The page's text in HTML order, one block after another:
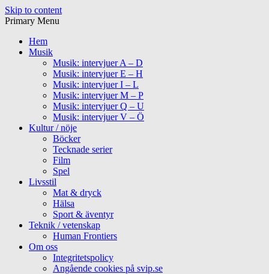
Skip to content
Primary Menu
Hem
Musik
Musik: intervjuer A – D
Musik: intervjuer E – H
Musik: intervjuer I – L
Musik: intervjuer M – P
Musik: intervjuer Q – U
Musik: intervjuer V – Ö
Kultur / nöje
Böcker
Tecknade serier
Film
Spel
Livsstil
Mat & dryck
Hälsa
Sport & äventyr
Teknik / vetenskap
Human Frontiers
Om oss
Integritetspolicy
Angående cookies på svip.se